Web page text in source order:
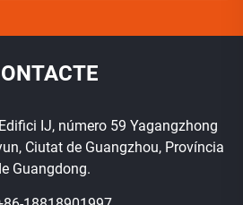
IJ, número 59 Yagangzhong
Ciutat de Guangzhou, Província
Guangdong.